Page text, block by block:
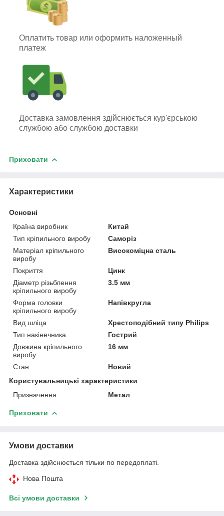
Оплатить товар или оформить наложенный
платеж
Доставка замовлення здійснюється кур'єрською
службою або службою доставки
Приховати
Характеристики
Основні
Країна виробник
Китай
Тип кріпильного виробу
Саморіз
Матеріал кріпильного
виробу
Високоміцна сталь
Покриття
Цинк
Діаметр різьблення
кріпильного виробу
3.5 мм
Форма головки
кріпильного виробу
Напівкругла
Вид шліца
Хрестоподібний типу Philips
Тип накінечника
Гострий
Довжина кріпильного
виробу
16 мм
Стан
Новий
Користувальницькі характеристики
Призначення
Метал
Приховати
Умови доставки
Доставка здійснюється тільки по передоплаті.
Нова Пошта
Всі умови доставки